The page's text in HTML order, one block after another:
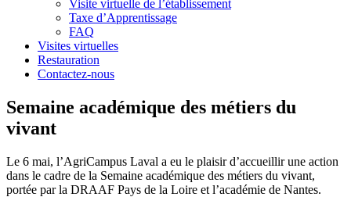
Visite virtuelle de l’établissement
Taxe d’Apprentissage
FAQ
Visites virtuelles
Restauration
Contactez-nous
Semaine académique des métiers du
vivant
Le 6 mai, l’AgriCampus Laval a eu le plaisir d’accueillir une action
dans le cadre de la Semaine académique des métiers du vivant,
portée par la DRAAF Pays de la Loire et l’académie de Nantes.